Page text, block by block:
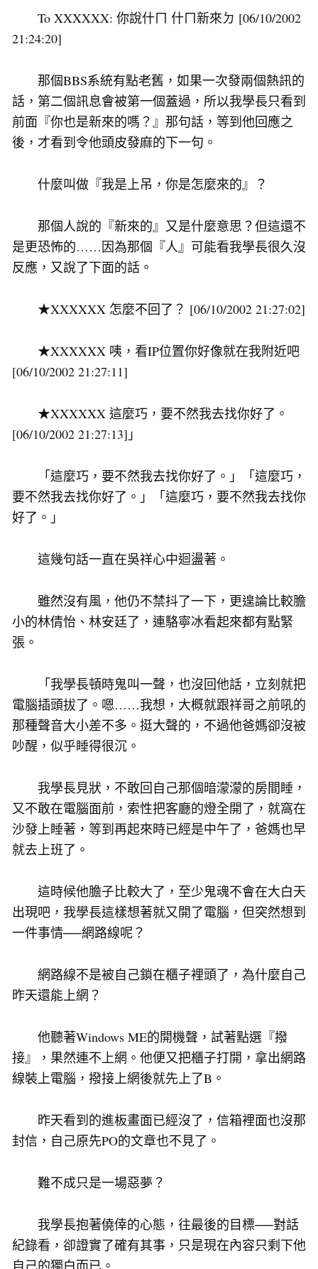
To XXXXXX: 你說什ㄇ 什ㄇ新來ㄉ [06/10/2002
21:24:20]
那個BBS系統有點老舊，如果一次發兩個熱訊的
話，第二個訊息會被第一個蓋過，所以我學長只看到
前面『你也是新來的嗎？』那句話，等到他回應之
後，才看到令他頭皮發麻的下一句。
什麼叫做『我是上吊，你是怎麼來的』？
那個人說的『新來的』又是什麼意思？但這還不
是更恐怖的……因為那個『人』可能看我學長很久沒
反應，又說了下面的話。
★XXXXXX 怎麼不回了？ [06/10/2002 21:27:02]
★XXXXXX 咦，看IP位置你好像就在我附近吧
[06/10/2002 21:27:11]
★XXXXXX 這麼巧，要不然我去找你好了。
[06/10/2002 21:27:13]」
「這麼巧，要不然我去找你好了。」「這麼巧，
要不然我去找你好了。」「這麼巧，要不然我去找你
好了。」
這幾句話一直在吳祥心中迴盪著。
雖然沒有風，他仍不禁抖了一下，更遑論比較膽
小的林倩怡、林安廷了，連駱寧冰看起來都有點緊
張。
「我學長頓時鬼叫一聲，也沒回他話，立刻就把
電腦插頭拔了。嗯……我想，大概就跟祥哥之前吼的
那種聲音大小差不多。挺大聲的，不過他爸媽卻沒被
吵醒，似乎睡得很沉。
我學長見狀，不敢回自己那個暗濛濛的房間睡，
又不敢在電腦面前，索性把客廳的燈全開了，就窩在
沙發上睡著，等到再起來時已經是中午了，爸媽也早
就去上班了。
這時候他膽子比較大了，至少鬼魂不會在大白天
出現吧，我學長這樣想著就又開了電腦，但突然想到
一件事情──網路線呢？
網路線不是被自己鎖在櫃子裡頭了，為什麼自己
昨天還能上網？
他聽著Windows ME的開機聲，試著點選『撥
接』，果然連不上網。他便又把櫃子打開，拿出網路
線裝上電腦，撥接上網後就先上了B。
昨天看到的進板畫面已經沒了，信箱裡面也沒那
封信，自己原先PO的文章也不見了。
難不成只是一場惡夢？
我學長抱著僥倖的心態，往最後的目標──對話
紀錄看，卻證實了確有其事，只是現在內容只剩下他
自己的獨白而已。